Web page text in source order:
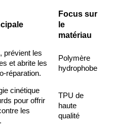
Focus sur
le
matériau
prévient les
et abrite les
réparation.
Polymère
hydrophobe
cinétique
pour offrir
les
TPU de
haute
qualité